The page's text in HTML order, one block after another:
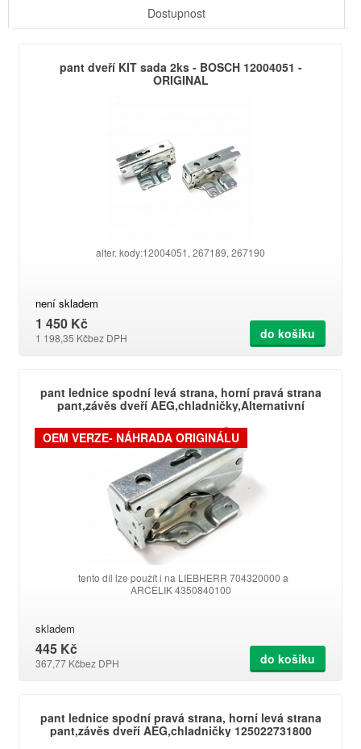
Dostupnost
pant dveří KIT sada 2ks - BOSCH 12004051 -
ORIGINAL
alter. kody:12004051, 267189, 267190
není skladem
1 450 Kč
1 198,35 Kčbez DPH do košíku
pant lednice spodní levá strana, horní pravá strana
pant,závěs dveří AEG,chladničky,Alternativní
OEM VERZE- NÁHRADA ORIGINÁLU
tento díl lze použít i na LIEBHERR 704320000 a
ARCELIK 4350840100
skladem
445 Kč
367,77 Kčbez DPH do košíku
pant lednice spodní pravá strana, horní levá strana
pant,závěs dveří AEG,chladničky 125022731800